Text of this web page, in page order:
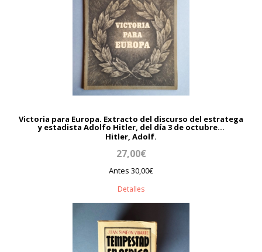
Victoria para Europa. Extracto del discurso del estratega
y estadista Adolfo Hitler, del día 3 de octubre...
Hitler, Adolf.
27,00€
Antes 30,00€
Detalles